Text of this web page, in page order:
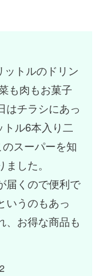
ットルのドリン
も肉もお菓子
はチラシにあっ
ル6本入り二
スーパーを知
した。
届くので便利で
いうのもあっ
、お得な商品も